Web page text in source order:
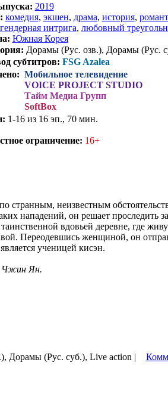
2019
комедия, экшен, драма, история,
гендерная интрига, любовный
Южная Корея
Дорамы (Рус. озв.), Дорамы (Рус.
субтитров: FSG Azalea
Мобильное телевидение
VOICE PROJECT STUDIO
Тайм Медиа Групп
SoftBox
1-16 из 16 эп., 70 мин.
ограничение: 16+
неизвестным
нападений, он решает проследить
вдовьей деревне, где
Переодевшись женщиной, он
ученицей кисэн.
Чжин Ян.
Дорамы (Рус. суб.), Live action |